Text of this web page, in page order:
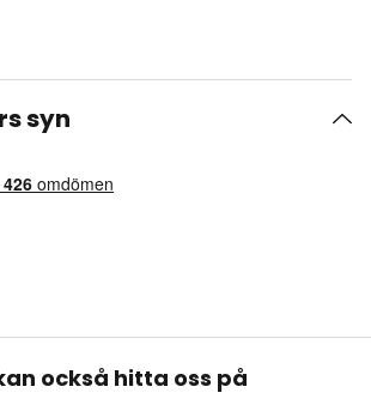
syn
också hitta oss på